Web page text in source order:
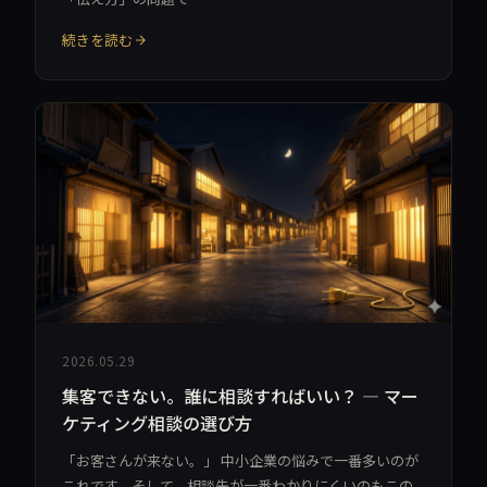
続きを読む
2026.05.29
集客できない。誰に相談すればいい？ — マー
ケティング相談の選び方
「お客さんが来ない。」 中小企業の悩みで一番多いのが